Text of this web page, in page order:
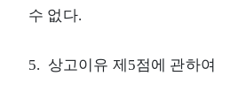
수 없다.
5. 상고이유 제5점에 관하여